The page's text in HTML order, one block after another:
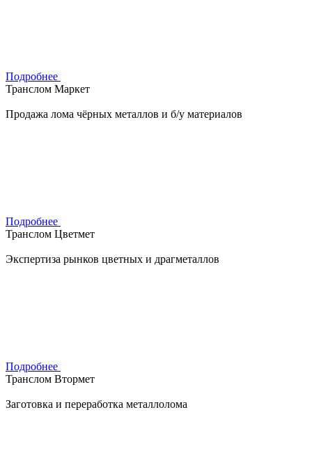
Подробнее
Транслом Маркет
Продажа лома чёрных металлов и б/у материалов
Подробнее
Транслом Цветмет
Экспертиза рынков цветных и драгметаллов
Подробнее
Транслом Втормет
Заготовка и переработка металлолома